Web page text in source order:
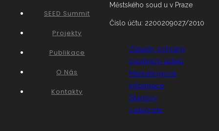
SEED Summit
Projekty
Publikace
O Nás
Kontakty
Městského soud u v Praze
Číslo účtu: 2200209027/2010
Zásady ochrany
osobních údajů
Marketingové
informace
Stanovy
cats2cats